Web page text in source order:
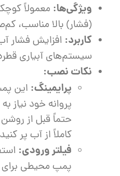
ویژگی‌ها: معمولاً
(فشار) بالا مناسب،
کاربرد: افزایش فشار
سیستم‌های آبیاری
نکات نصب:
پرایمینگ: این
پروانه خود نیاز
حتماً قبل از
کاملاً از آب پر
فیلتر ورودی:
پمپ محیطی برای